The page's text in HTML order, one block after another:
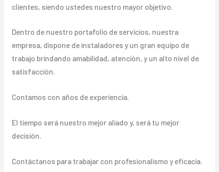
clientes, siendo ustedes nuestro mayor objetivo.
Dentro de nuestro portafolio de servicios, nuestra
empresa, dispone de instaladores y un gran equipo de
trabajo brindando amabilidad, atención, y un alto nivel de
satisfacción.
Contamos con años de experiencia.
El tiempo será nuestro mejor aliado y, será tu mejor
decisión.
Contáctanos para trabajar con profesionalismo y eficacia.